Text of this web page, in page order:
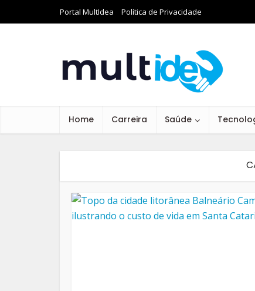
Portal MultIdea Política de Privacidade
Home Carreira Saúde